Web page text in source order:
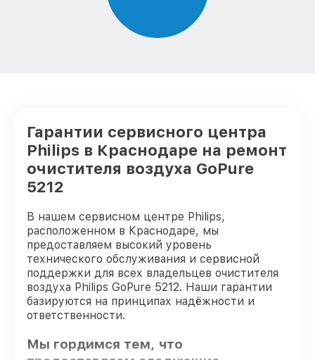
Гарантии сервисного центра
Philips в Краснодаре на ремонт
очистителя воздуха GoPure
5212
В нашем сервисном центре Philips,
расположенном в Краснодаре, мы
предоставляем высокий уровень
технического обслуживания и сервисной
поддержки для всех владельцев очистителя
воздуха Philips GoPure 5212. Наши гарантии
базируются на принципах надёжности и
ответственности.
Мы гордимся тем, что